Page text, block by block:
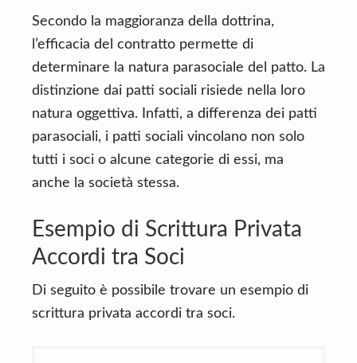
Secondo la maggioranza della dottrina,
l’efficacia del contratto permette di
determinare la natura parasociale del patto. La
distinzione dai patti sociali risiede nella loro
natura oggettiva. Infatti, a differenza dei patti
parasociali, i patti sociali vincolano non solo
tutti i soci o alcune categorie di essi, ma
anche la società stessa.
Esempio di Scrittura Privata
Accordi tra Soci
Di seguito è possibile trovare un esempio di
scrittura privata accordi tra soci.